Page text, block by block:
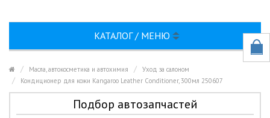
КАТАЛОГ / МЕНЮ
Масла, автокосметика и автохимия
Уход за салоном
Кондиционер для кожи Kangaroo Leather Conditioner, 300мл 250607
Подбор автозапчастей